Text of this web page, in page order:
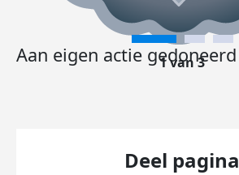
Aan eigen actie gedoneerd
1 van 3
Deel pagina